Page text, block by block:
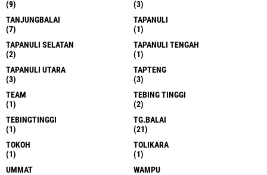
(9)
(3)
TANJUNGBALAI
(7)
TAPANULI
(1)
TAPANULI SELATAN
(2)
TAPANULI TENGAH
(1)
TAPANULI UTARA
(3)
TAPTENG
(3)
TEAM
(1)
TEBING TINGGI
(2)
TEBINGTINGGI
(1)
TG.BALAI
(21)
TOKOH
(1)
TOLIKARA
(1)
UMMAT
WAMPU